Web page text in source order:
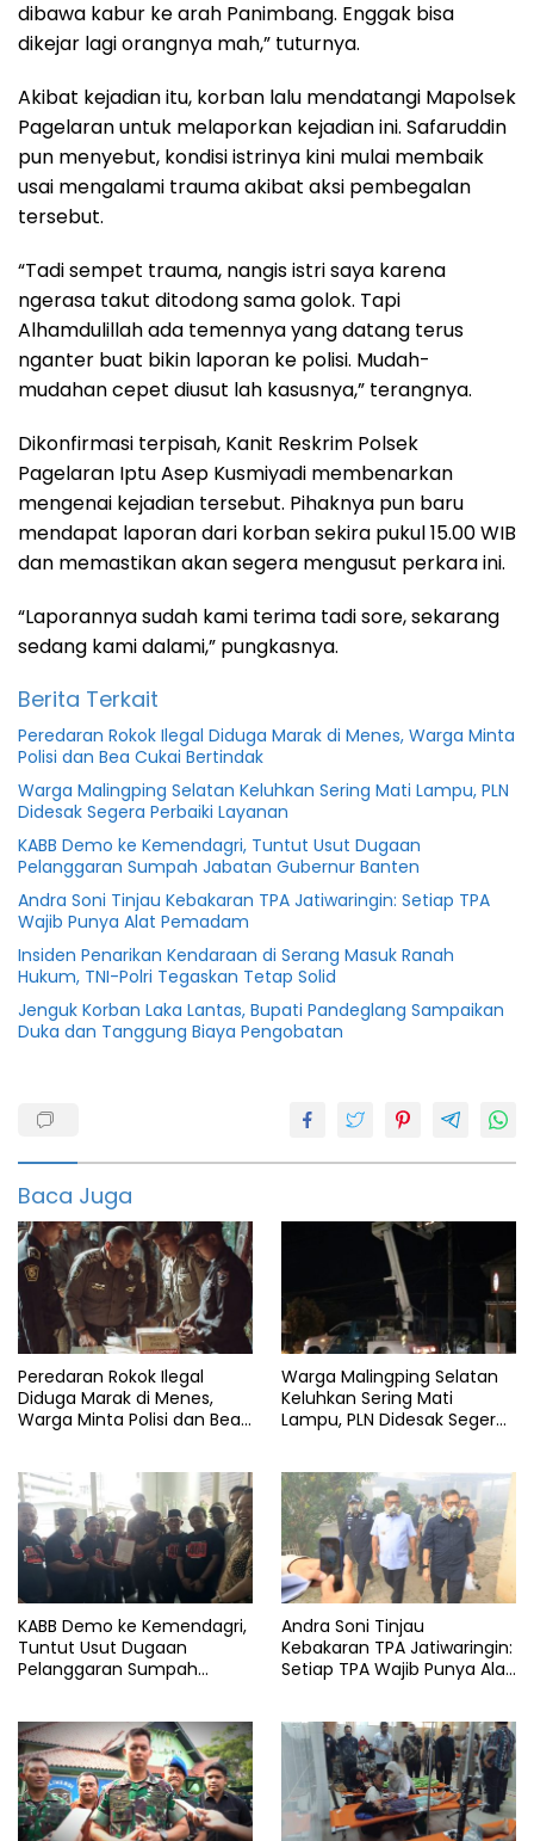
dibawa kabur ke arah Panimbang. Enggak bisa
dikejar lagi orangnya mah,” tuturnya.
Akibat kejadian itu, korban lalu mendatangi Mapolsek
Pagelaran untuk melaporkan kejadian ini. Safaruddin
pun menyebut, kondisi istrinya kini mulai membaik
usai mengalami trauma akibat aksi pembegalan
tersebut.
“Tadi sempet trauma, nangis istri saya karena
ngerasa takut ditodong sama golok. Tapi
Alhamdulillah ada temennya yang datang terus
nganter buat bikin laporan ke polisi. Mudah-
mudahan cepet diusut lah kasusnya,” terangnya.
Dikonfirmasi terpisah, Kanit Reskrim Polsek
Pagelaran Iptu Asep Kusmiyadi membenarkan
mengenai kejadian tersebut. Pihaknya pun baru
mendapat laporan dari korban sekira pukul 15.00 WIB
dan memastikan akan segera mengusut perkara ini.
“Laporannya sudah kami terima tadi sore, sekarang
sedang kami dalami,” pungkasnya.
Berita Terkait
Peredaran Rokok Ilegal Diduga Marak di Menes, Warga Minta
Polisi dan Bea Cukai Bertindak
Warga Malingping Selatan Keluhkan Sering Mati Lampu, PLN
Didesak Segera Perbaiki Layanan
KABB Demo ke Kemendagri, Tuntut Usut Dugaan
Pelanggaran Sumpah Jabatan Gubernur Banten
Andra Soni Tinjau Kebakaran TPA Jatiwaringin: Setiap TPA
Wajib Punya Alat Pemadam
Insiden Penarikan Kendaraan di Serang Masuk Ranah
Hukum, TNI-Polri Tegaskan Tetap Solid
Jenguk Korban Laka Lantas, Bupati Pandeglang Sampaikan
Duka dan Tanggung Biaya Pengobatan
Nakes
Polres
Pandeglang
Reskrim
Baca Juga
Peredaran Rokok Ilegal
Diduga Marak di Menes,
Warga Minta Polisi dan Bea
Warga Malingping Selatan
Keluhkan Sering Mati
Lampu, PLN Didesak Segera
KABB Demo ke Kemendagri,
Tuntut Usut Dugaan
Pelanggaran Sumpah
Andra Soni Tinjau
Kebakaran TPA Jatiwaringin:
Setiap TPA Wajib Punya Alat